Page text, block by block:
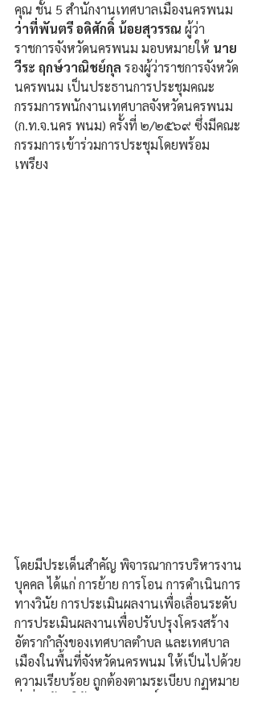
คุณ ชั้น 5 สำนักงานเทศบาลเมืองนครพนม
ว่าที่พันตรี อดิศักดิ์ น้อยสุวรรณ ผู้ว่า
ราชการจังหวัดนครพนม มอบหมายให้ นาย
วีระ ฤกษ์วาณิชย์กุล รองผู้ว่าราชการจังหวัด
นครพนม เป็นประธานการประชุมคณะ
กรรมการพนักงานเทศบาลจังหวัดนครพนม
(ก.ท.จ.นคร พนม) ครั้งที่ ๒/๒๕๖๙ ซึ่งมีคณะ
กรรมการเข้าร่วมการประชุมโดยพร้อม
เพรียง
โดยมีประเด็นสำคัญ พิจารณาการบริหารงาน
บุคคล ได้แก่ การย้าย การโอน การดำเนินการ
ทางวินัย การประเมินผลงานเพื่อเลื่อนระดับ
การประเมินผลงานเพื่อปรับปรุงโครงสร้าง
อัตรากำลังของเทศบาลตำบล และเทศบาล
เมืองในพื้นที่จังหวัดนครพนม ให้เป็นไปด้วย
ความเรียบร้อย ถูกต้องตามระเบียบ กฏหมาย